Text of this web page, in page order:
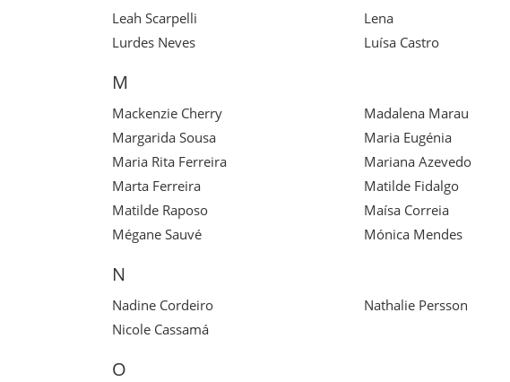
Leah Scarpelli Lena
Lurdes Neves
Luísa Castro
M
Mackenzie Cherry Madalena Marau
Margarida Sousa
Maria Eugénia
Maria Rita Ferreira
Mariana Azevedo
Marta Ferreira
Matilde Fidalgo
Matilde Raposo
Maísa Correia
Mégane Sauvé
Mónica Mendes
N
Nadine Cordeiro Nathalie Persson
Nicole Cassamá
O